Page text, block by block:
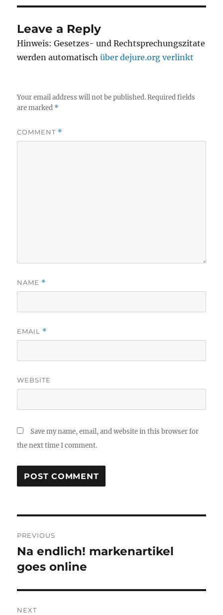
Leave a Reply
Hinweis: Gesetzes- und Rechtsprechungszitate
werden automatischüber dejure.org verlinkt
Your email address will not be published. Required fields
are marked *
COMMENT *
NAME *
EMAIL *
WEBSITE
Save my name, email, and website in this browser for
the next time I comment.
navigation
PREVIOUS
Previous
post:
Na endlich! markenartikel
goes online
NEXT